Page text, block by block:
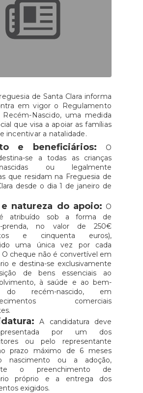
de Santa Clara informa
em vigor o Regulamento
Nascido, uma medida
que visa a apoiar as famílias
incentivar a natalidade.
e beneficiários:
O
se a todas as crianças
nascidas ou legalmente
que residam na Freguesia de
desde o dia 1 de janeiro de
e natureza do apoio: O
atribuído sob a forma de
prenda, no valor de 250€
e cinquenta euros),
uma única vez por cada
O cheque não é convertível em
e destina-se exclusivamente
de bens essenciais ao
à saúde e ao bem-
do recém-nascido, em
comerciais
A candidatura deve
por um dos
ou pelo representante
prazo máximo de 6 meses
nascimento ou a adoção,
o preenchimento de
próprio e a entrega dos
exigidos.